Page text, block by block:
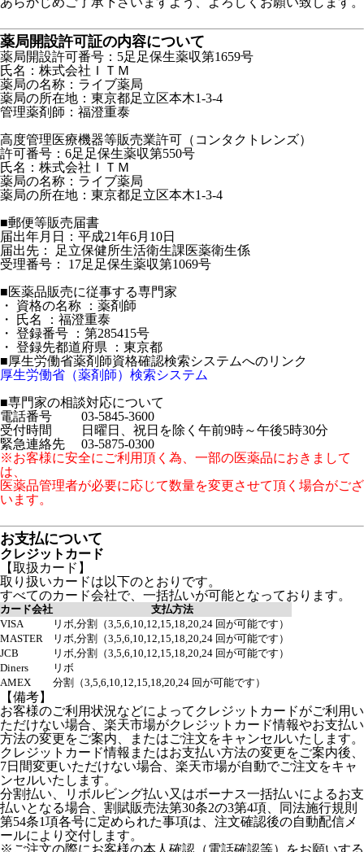
薬局開設許可証の内容について
薬局開設許可番号：5足足保生薬収第1659号
氏名：株式会社ＩＴＭ
薬局の名称：ライブ薬局
薬局の所在地：東京都足立区本木1-3-4
管理薬剤師：福澄重泰
高度管理医療機器等販売業許可（コンタクトレンズ）
許可番号：6足足保生薬収第550号
氏名：株式会社ＩＴＭ
薬局の名称：ライブ薬局
薬局の所在地：東京都足立区本木1-3-4
■郵便等販売届書
届出年月日：平成21年6月10日
届出先： 足立保健所生活衛生課医薬衛生係
受理番号： 17足足保生薬収第1069号
■医薬品販売に従事する専門家
・ 資格の名称 ：薬剤師
・ 氏名 ：福澄重泰
・ 登録番号 ：第285415号
・ 登録先都道府県 ：東京都
■厚生労働省薬剤師資格確認検索システムへのリンク
厚生労働省（薬剤師）検索システム
■専門家の相談対応について
電話番号 03-5845-3600
受付時間 日曜日、祝日を除く午前9時～午後5時30分
緊急連絡先 03-5875-0300
※お客様に安全にご利用頂く為、一部の医薬品におきまして
は、
医薬品管理者が必要に応じて数量を変更させて頂く場合がござ
います。
お支払について
クレジットカード
【取扱カード】
取り扱いカードは以下のとおりです。
すべてのカード会社で、一括払いが可能となっております。
カード会社
支払方法
VISA
リボ,分割（3,5,6,10,12,15,18,20,24 回が可能です）
MASTER
リボ,分割（3,5,6,10,12,15,18,20,24 回が可能です）
JCB
リボ,分割（3,5,6,10,12,15,18,20,24 回が可能です）
Diners
リボ
AMEX
分割（3,5,6,10,12,15,18,20,24 回が可能です）
【備考】
お客様のご利用状況などによってクレジットカードがご利用い
ただけない場合、楽天市場がクレジットカード情報やお支払い
方法の変更をご案内、またはご注文をキャンセルいたします。
クレジットカード情報またはお支払い方法の変更をご案内後、
7日間変更いただけない場合、楽天市場が自動でご注文をキャ
ンセルいたします。
分割払い、リボルビング払い又はボーナス一括払いによるお支
払いとなる場合、割賦販売法第30条2の3第4項、同法施行規則
第54条1項各号に定められた事項は、注文確認後の自動配信メ
ールにより交付します。